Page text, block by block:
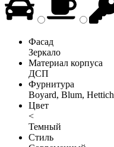
Фасад
Зеркало
Материал корпуса
ДСП
Фурнитура
Boyard, Blum, Hettich
Цвет
<
Темный
Стиль